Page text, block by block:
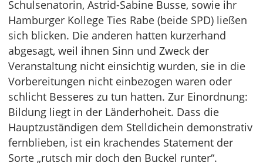
Schulsenatorin, Astrid-Sabine Busse, sowie ihr
Hamburger Kollege Ties Rabe (beide SPD) ließen
sich blicken. Die anderen hatten kurzerhand
abgesagt, weil ihnen Sinn und Zweck der
Veranstaltung nicht einsichtig wurden, sie in die
Vorbereitungen nicht einbezogen waren oder
schlicht Besseres zu tun hatten. Zur Einordnung:
Bildung liegt in der Länderhoheit. Dass die
Hauptzuständigen dem Stelldichein demonstrativ
fernblieben, ist ein krachendes Statement der
Sorte „rutsch mir doch den Buckel runter“.